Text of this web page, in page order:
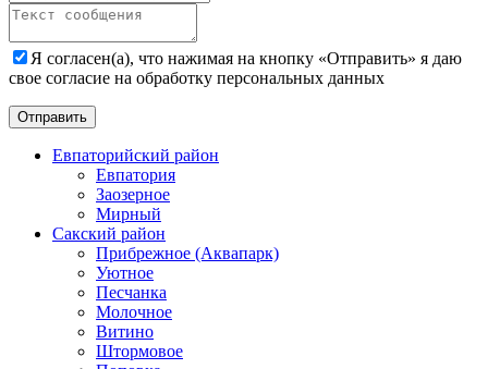
Я согласен(а), что нажимая на кнопку «Отправить» я даю
свое согласие на обработку персональных данных
Евпаторийский район
Евпатория
Заозерное
Мирный
Сакский район
Прибрежное (Аквапарк)
Уютное
Песчанка
Молочное
Витино
Штормовое